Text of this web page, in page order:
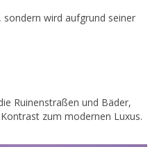
wird aufgrund seiner
Ruinenstraßen und Bäder,
zum modernen Luxus.